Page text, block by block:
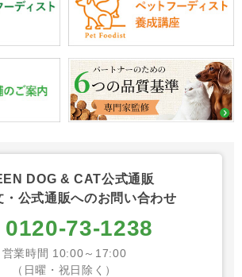
DOG & CAT公式通販
・公式通販へのお問い合わせ
0120-73-1238
営業時間 10:00～17:00
（日曜・祝日除く）